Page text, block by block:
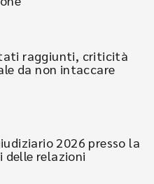
raggiunti, criticità
da non intaccare
2026 presso la
delle relazioni